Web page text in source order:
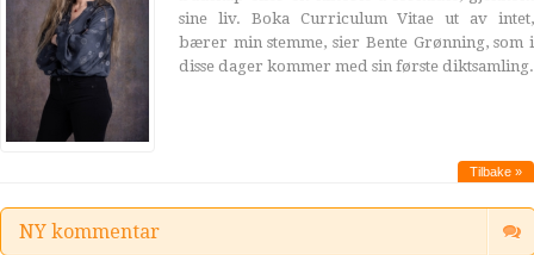
sine liv. Boka Curriculum Vitae ut av intet,
bærer min stemme, sier Bente Grønning, som i
disse dager kommer med sin første diktsamling.
Tilbake »
NY kommentar